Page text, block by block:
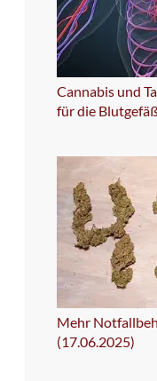
Cannabis und
für die
Mehr
(17.06.2025)